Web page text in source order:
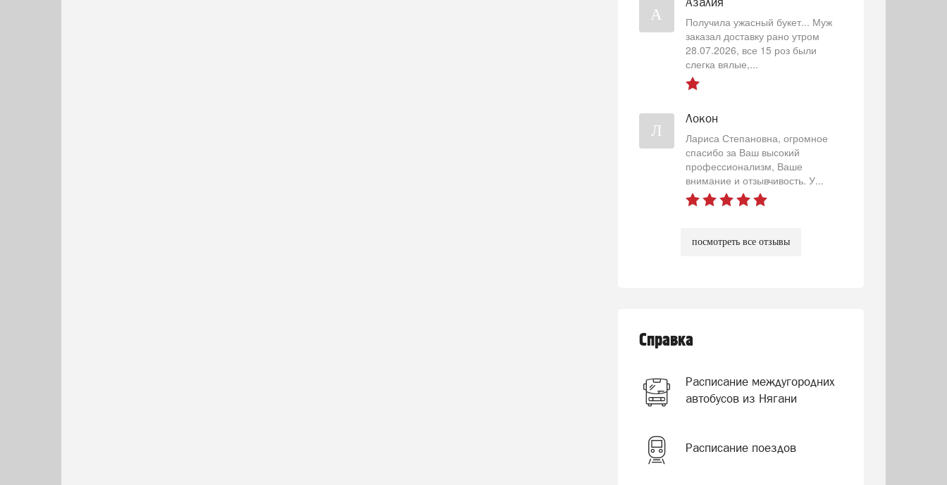
А
Получила ужасный букет... Муж
заказал доставку рано утром
28.07.2026, все 15 роз были
слегка вялые,...
Л
Локон
Лариса Степановна, огромное
спасибо за Ваш высокий
профессионализм, Ваше
внимание и отзывчивость. У...
посмотреть все отзывы
Справка
Расписание междугородних
автобусов из Нягани
Расписание поездов